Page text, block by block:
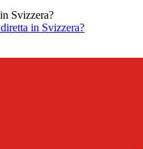
Svizzera?
in Svizzera?